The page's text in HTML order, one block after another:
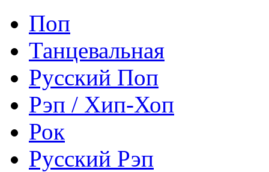
Поп
Танцевальная
Русский Поп
Рэп / Хип-Хоп
Рок
Русский Рэп